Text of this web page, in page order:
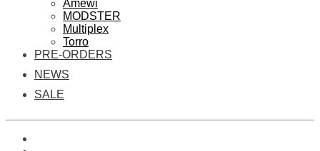
Amewi
MODSTER
Multiplex
Torro
PRE-ORDERS
NEWS
SALE